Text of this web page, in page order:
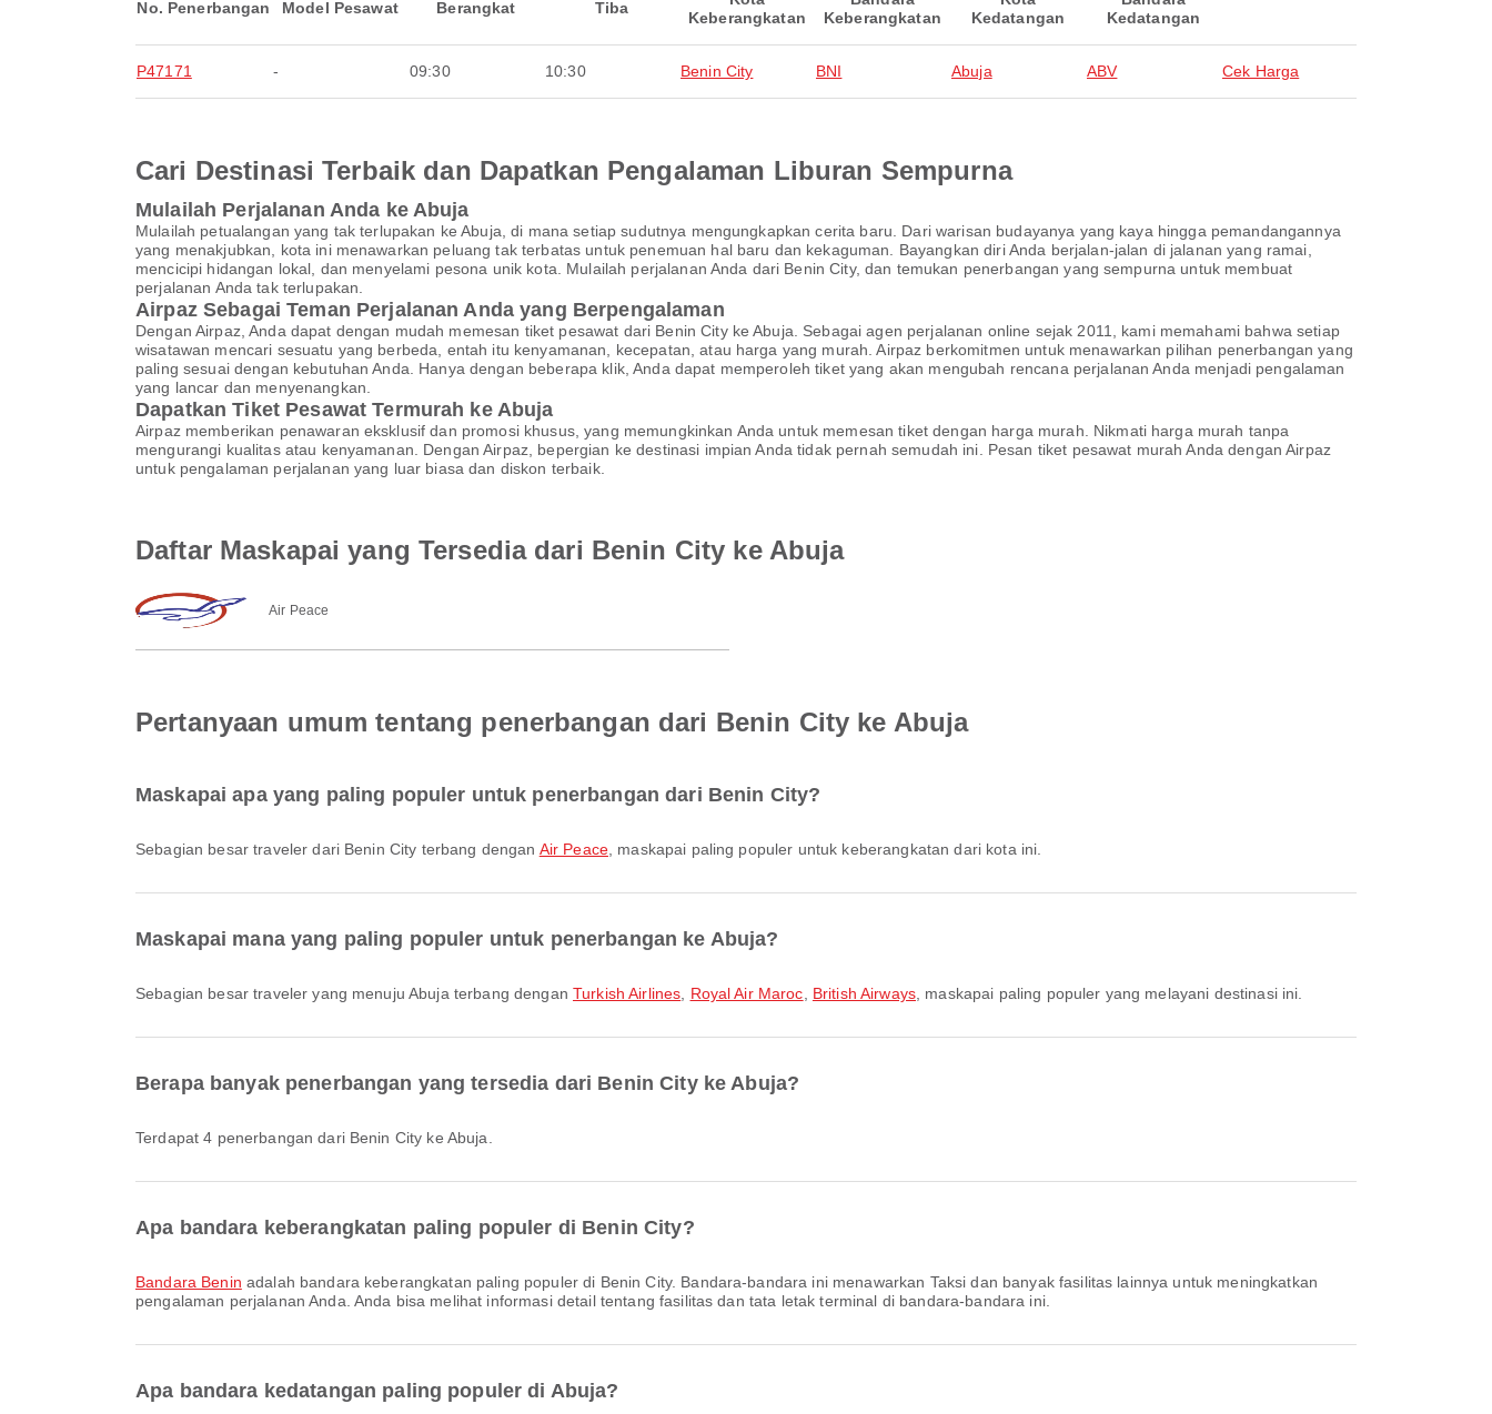
No. Penerbangan Model Pesawat Berangkat Tiba
Keberangkatan
Keberangkatan
Kedatangan
Kedatangan
P47171 - 09:30 10:30 Benin City BNI Abuja ABV Cek Harga
Cari Destinasi Terbaik dan Dapatkan Pengalaman Liburan Sempurna
Mulailah Perjalanan Anda ke Abuja
Mulailah petualangan yang tak terlupakan ke Abuja, di mana setiap sudutnya mengungkapkan cerita baru. Dari warisan budayanya yang kaya hingga pemandangannya
yang menakjubkan, kota ini menawarkan peluang tak terbatas untuk penemuan hal baru dan kekaguman. Bayangkan diri Anda berjalan-jalan di jalanan yang ramai,
mencicipi hidangan lokal, dan menyelami pesona unik kota. Mulailah perjalanan Anda dari Benin City, dan temukan penerbangan yang sempurna untuk membuat
perjalanan Anda tak terlupakan.
Airpaz Sebagai Teman Perjalanan Anda yang Berpengalaman
Dengan Airpaz, Anda dapat dengan mudah memesan tiket pesawat dari Benin City ke Abuja. Sebagai agen perjalanan online sejak 2011, kami memahami bahwa setiap
wisatawan mencari sesuatu yang berbeda, entah itu kenyamanan, kecepatan, atau harga yang murah. Airpaz berkomitmen untuk menawarkan pilihan penerbangan yang
paling sesuai dengan kebutuhan Anda. Hanya dengan beberapa klik, Anda dapat memperoleh tiket yang akan mengubah rencana perjalanan Anda menjadi pengalaman
yang lancar dan menyenangkan.
Dapatkan Tiket Pesawat Termurah ke Abuja
Airpaz memberikan penawaran eksklusif dan promosi khusus, yang memungkinkan Anda untuk memesan tiket dengan harga murah. Nikmati harga murah tanpa
mengurangi kualitas atau kenyamanan. Dengan Airpaz, bepergian ke destinasi impian Anda tidak pernah semudah ini. Pesan tiket pesawat murah Anda dengan Airpaz
untuk pengalaman perjalanan yang luar biasa dan diskon terbaik.
Daftar Maskapai yang Tersedia dari Benin City ke Abuja
Air Peace
Pertanyaan umum tentang penerbangan dari Benin City ke Abuja
Maskapai apa yang paling populer untuk penerbangan dari Benin City?
Sebagian besar traveler dari Benin City terbang dengan Air Peace, maskapai paling populer untuk keberangkatan dari kota ini.
Maskapai mana yang paling populer untuk penerbangan ke Abuja?
Sebagian besar traveler yang menuju Abuja terbang dengan Turkish Airlines Royal Air Maroc British Airways , maskapai paling populer yang melayani destinasi ini.
Berapa banyak penerbangan yang tersedia dari Benin City ke Abuja?
Terdapat 4 penerbangan dari Benin City ke Abuja.
Apa bandara keberangkatan paling populer di Benin City?
Bandara Benin adalah bandara keberangkatan paling populer di Benin City. Bandara-bandara ini menawarkan Taksi dan banyak fasilitas lainnya untuk meningkatkan
pengalaman perjalanan Anda. Anda bisa melihat informasi detail tentang fasilitas dan tata letak terminal di bandara-bandara ini.
Apa bandara kedatangan paling populer di Abuja?